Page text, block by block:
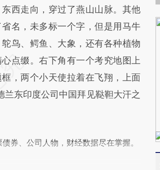
西走向，穿过了燕山山脉。其他
名，未多标一个字，但是用马牛
鸟、鳄鱼、大象，还有各种植物
点缀。右下角有一个考究地图上
，两个小天使拉着在飞翔，上面
兰东印度公司中国拜见鞑靼大汗之
券、公司人物，财经数据尽在掌握。